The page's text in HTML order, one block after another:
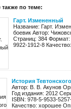
по теме:
Гарт. Измененный
Название: Гарт.
боевик Автор:
Страниц: 384
9922-1912-8
История
Автор: В. В. Акунов
Год издания: 2012
ISBN: 978-5-9533-
Качество: хорошее